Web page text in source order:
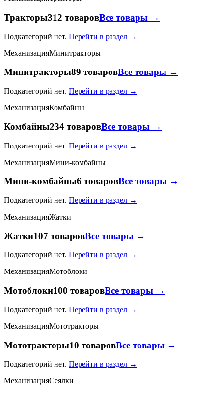
Тракторы312 товаровВсе товары →
Подкатегорий нет. Перейти в раздел →
МеханизацияМинитракторы
Минитракторы89 товаровВсе товары →
Подкатегорий нет. Перейти в раздел →
МеханизацияКомбайны
Комбайны234 товаровВсе товары →
Подкатегорий нет. Перейти в раздел →
МеханизацияМини-комбайны
Мини-комбайны6 товаровВсе товары →
Подкатегорий нет. Перейти в раздел →
МеханизацияЖатки
Жатки107 товаровВсе товары →
Подкатегорий нет. Перейти в раздел →
МеханизацияМотоблоки
Мотоблоки100 товаровВсе товары →
Подкатегорий нет. Перейти в раздел →
МеханизацияМототракторы
Мототракторы10 товаровВсе товары →
Подкатегорий нет. Перейти в раздел →
МеханизацияСеялки